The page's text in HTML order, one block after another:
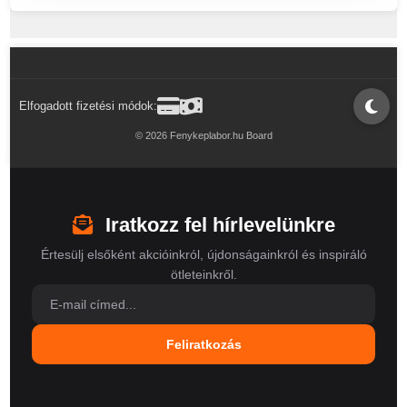
Elfogadott fizetési módok:
© 2026 Fenykeplabor.hu Board
Iratkozz fel hírlevelünkre
Értesülj elsőként akcióinkról, újdonságainkról és inspiráló
ötleteinkről.
Feliratkozás